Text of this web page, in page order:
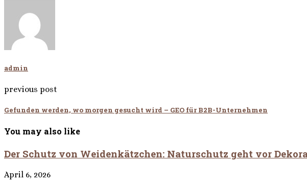
admin
previous post
Gefunden werden, wo morgen gesucht wird – GEO für B2B-Unternehmen
You may also like
Der Schutz von Weidenkätzchen: Naturschutz geht vor
April 6, 2026